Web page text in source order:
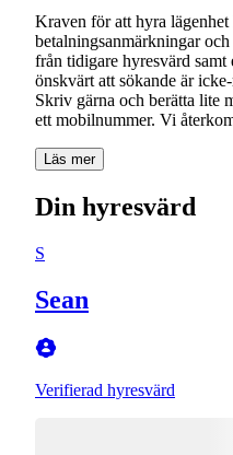
Kraven för att hyra
betalningsanmärkningar
från tidigare hyresvärd
önskvärt att sökande är
Skriv gärna och berätta lite
Läs mer
Din hyresvärd
S
Sean
Verifierad hyresvärd